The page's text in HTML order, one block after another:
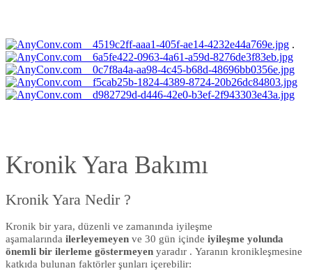
.
Kronik Yara Bakımı
Kronik Yara Nedir ?
Kronik bir yara, düzenli ve zamanında iyileşme
aşamalarında ilerleyemeyen ve 30 gün içinde iyileşme yolunda
önemli bir ilerleme göstermeyen yaradır . Yaranın kronikleşmesine
katkıda bulunan faktörler şunları içerebilir: